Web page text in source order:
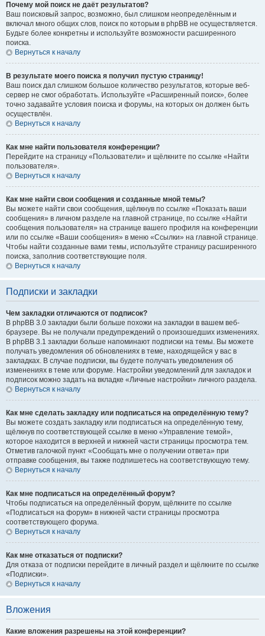
Почему мой поиск не даёт результатов?
Ваш поисковый запрос, возможно, был слишком неопределённым и
включал много общих слов, поиск по которым в phpBB не осуществляется.
Будьте более конкретны и используйте возможности расширенного
поиска.
Вернуться к началу
В результате моего поиска я получил пустую страницу!
Ваш поиск дал слишком большое количество результатов, которые веб-
сервер не смог обработать. Используйте «Расширенный поиск», более
точно задавайте условия поиска и форумы, на которых он должен быть
осуществлён.
Вернуться к началу
Как мне найти пользователя конференции?
Перейдите на страницу «Пользователи» и щёлкните по ссылке «Найти
пользователя».
Вернуться к началу
Как мне найти свои сообщения и созданные мной темы?
Вы можете найти свои сообщения, щёлкнув по ссылке «Показать ваши
сообщения» в личном разделе на главной странице, по ссылке «Найти
сообщения пользователя» на странице вашего профиля на конференции
или по ссылке «Ваши сообщения» в меню «Ссылки» на главной странице.
Чтобы найти созданные вами темы, используйте страницу расширенного
поиска, заполнив соответствующие поля.
Вернуться к началу
Подписки и закладки
Чем закладки отличаются от подписок?
В phpBB 3.0 закладки были больше похожи на закладки в вашем веб-
браузере. Вы не получали предупреждений о произошедших изменениях.
В phpBB 3.1 закладки больше напоминают подписки на темы. Вы можете
получать уведомления об обновлениях в теме, находящейся у вас в
закладках. В случае подписки, вы будете получать уведомления об
изменениях в теме или форуме. Настройки уведомлений для закладок и
подписок можно задать на вкладке «Личные настройки» личного раздела.
Вернуться к началу
Как мне сделать закладку или подписаться на определённую тему?
Вы можете создать закладку или подписаться на определённую тему,
щёлкнув по соответствующей ссылке в меню «Управление темой»,
которое находится в верхней и нижней части страницы просмотра тем.
Отметив галочкой пункт «Сообщать мне о получении ответа» при
отправке сообщения, вы также подпишетесь на соответствующую тему.
Вернуться к началу
Как мне подписаться на определённый форум?
Чтобы подписаться на определённый форум, щёлкните по ссылке
«Подписаться на форум» в нижней части страницы просмотра
соответствующего форума.
Вернуться к началу
Как мне отказаться от подписки?
Для отказа от подписки перейдите в личный раздел и щёлкните по ссылке
«Подписки».
Вернуться к началу
Вложения
Какие вложения разрешены на этой конференции?